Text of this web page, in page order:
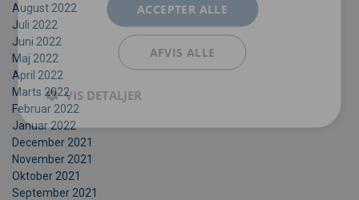
August 2022
Juli 2022
Juni 2022
Maj 2022
April 2022
Marts 2022
Februar 2022
Januar 2022
December 2021
November 2021
Oktober 2021
September 2021
ACCEPTER ALLE
AFVIS ALLE
VIS DETALJER